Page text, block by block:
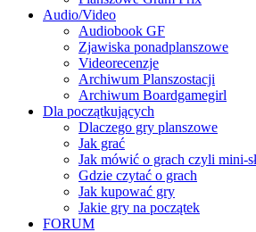
Audio/Video
Audiobook GF
Zjawiska ponadplanszowe
Videorecenzje
Archiwum Planszostacji
Archiwum Boardgamegirl
Dla początkujących
Dlaczego gry planszowe
Jak grać
Jak mówić o grach czyli mini-
Gdzie czytać o grach
Jak kupować gry
Jakie gry na początek
FORUM